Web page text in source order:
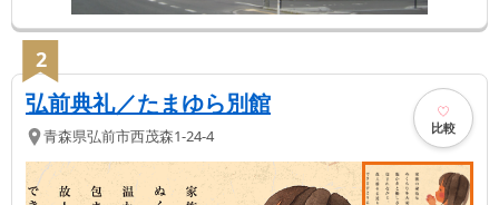
2
弘前典礼／たまゆら別館
青森県弘前市西茂森1-24-4 比較